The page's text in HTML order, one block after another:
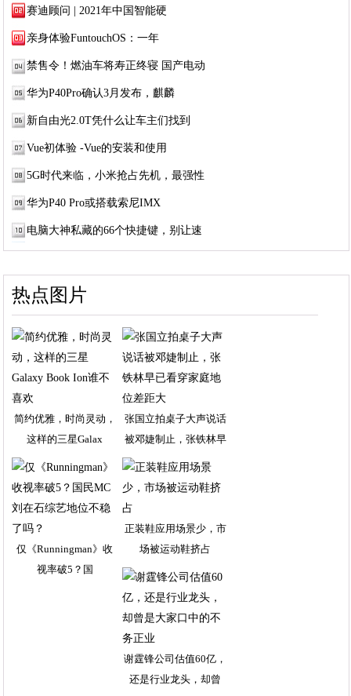
赛迪顾问 | 2021年中国智能硬
亲身体验FuntouchOS：一年
禁售令！燃油车将寿正终寝 国产电动
华为P40Pro确认3月发布，麒麟
新自由光2.0T凭什么让车主们找到
Vue初体验 -Vue的安装和使用
5G时代来临，小米抢占先机，最强性
华为P40 Pro或搭载索尼IMX
电脑大神私藏的66个快捷键，别让速
热点图片
简约优雅，时尚灵动，
这样的三星Galax
张国立拍桌子大声说话
被邓婕制止，张铁林早
仅《Runningman》收
视率破5？国
正装鞋应用场景少，市
场被运动鞋挤占
谢霆锋公司估值60亿，
还是行业龙头，却曾